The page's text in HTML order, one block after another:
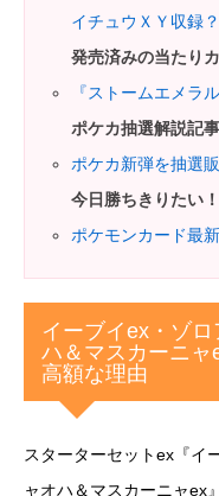
イチュウＸＹ収録？
発売済みの当たり
『ストームエメラ
ポケカ抽選解説記
ポケカ新弾を抽選
今日勝ちきりたい ！
ポケモンカード最
イーブイex・ゾ
ハ＆マスカーニ
高額な理由
スターターセットex『イ
ャオハ＆マスカーニャex